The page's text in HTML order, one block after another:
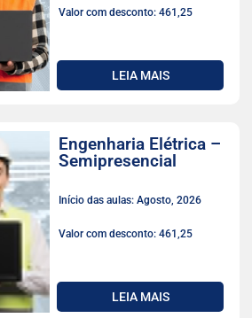
Valor com desconto: 461,25
LEIA MAIS
Engenharia Elétrica –
Semipresencial
Início das aulas: Agosto, 2026
Valor com desconto: 461,25
LEIA MAIS